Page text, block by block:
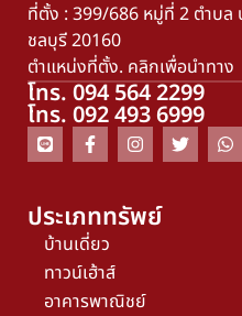
ที่ตั้ง : 399/686 หมู่ที่ 2 ตำบล
ชลบุรี 20160
ตำแหน่งที่ตั้ง. คลิกเพื่อนำทาง
โทร. 094 564 2299
โทร. 092 493 6999
ประเภททรัพย์
บ้านเดี่ยว
ทาวน์เฮ้าส์
อาคารพาณิชย์